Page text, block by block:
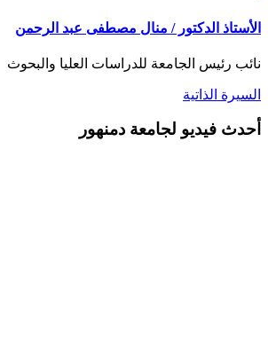
الأستاذ الدكتور / منال مصطفى عبد الرحمن
نائب رئيس الجامعة للدراسات العليا والبحوث
السيرة الذاتية
أحدث فيديو لجامعة دمنهور